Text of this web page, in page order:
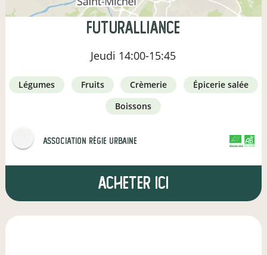
Futuralliance
Jeudi 14:00-15:45
légumes fruits crèmerie
épicerie salée
boissons
Association Régie Urbaine
Acheter ici